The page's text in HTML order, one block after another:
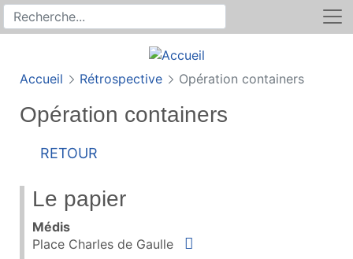
Recherche sur le site
Rechercher
Accueil Rétrospective Opération containers
Opération containers
Retour
Le papier
Médis
Place Charles de Gaulle
Situer